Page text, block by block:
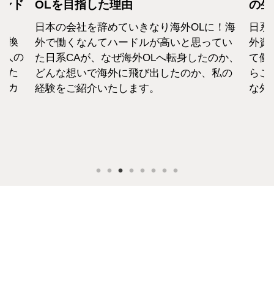
ド
換
人の
た
カ
OLを目指した理由
日本の会社を辞めていきなり海外OLに！海
外で働くなんてハードルが高いと思ってい
た日系CAが、なぜ海外OLへ転身したのか、
どんな想いで海外に飛び出したのか、私の
経験をご紹介いたします。
の
日
外資
て働
らこ
な外